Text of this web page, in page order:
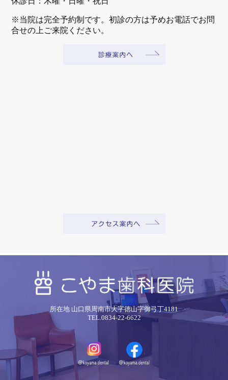
※当院は完全予約制です。初診の方は予めお電話でお問
合せの上ご来院ください。
所在地 山口県周南市大字徳山字御弓丁4181
TEL.0834-22-6622